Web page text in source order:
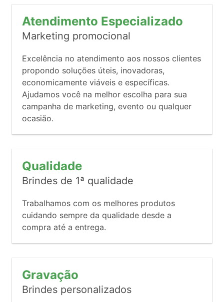
Atendimento Especializado
Marketing promocional
Excelência no atendimento aos nossos clientes
propondo soluções úteis, inovadoras,
economicamente viáveis e específicas.
Ajudamos você na melhor escolha para sua
campanha de marketing, evento ou qualquer
ocasião.
Qualidade
Brindes de 1ª qualidade
Trabalhamos com os melhores produtos
cuidando sempre da qualidade desde a
compra até a entrega.
Gravação
Brindes personalizados